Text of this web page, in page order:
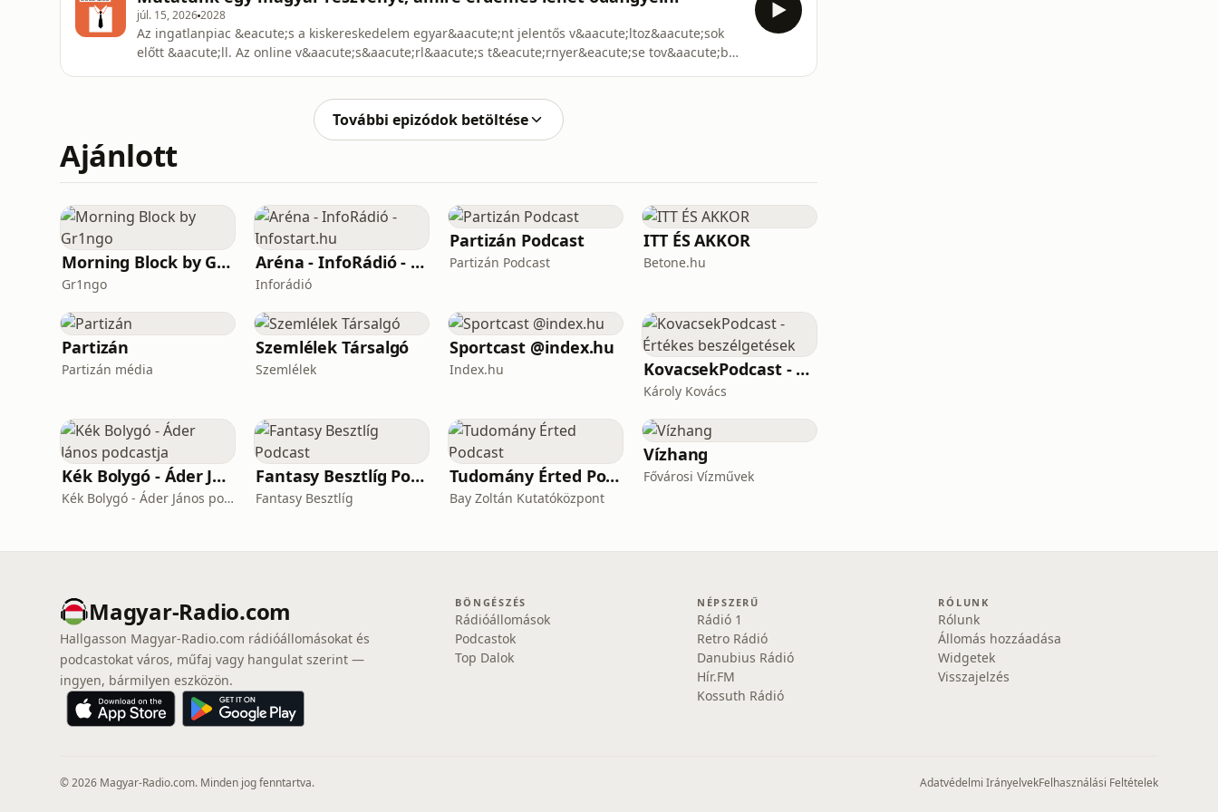
júl. 15, 20262028
Az ingatlanpiac &eacute;s a kiskereskedelem egyar&aacute;nt jelentős v&aacute;ltoz&aacute;sok
előtt &aacute;ll. Az online v&aacute;s&aacute;rl&aacute;s t&eacute;rnyer&eacute;se tov&aacute;bb
j&ouml;vője, amely &eacute;rdemben befoly&a
További epizódok betöltése
Ajánlott
Morning Block by Gr1ngo
Gr1ngo
Aréna - InfoRádió - Infostart.hu
Inforádió
Partizán Podcast
Partizán Podcast
ITT ÉS AKKOR
Betone.hu
Partizán
Partizán média
Szemlélek Társalgó
Szemlélek
Sportcast @index.hu
Index.hu KovacsekPodcast - Értékes beszélgetések
Károly Kovács
Kék Bolygó - Áder János podcastja
Kék Bolygó - Áder János podcastja
Fantasy Besztlíg Podcast
Fantasy Besztlíg
Tudomány Érted Podcast
Bay Zoltán Kutatóközpont
Vízhang
Fővárosi Vízművek
Magyar-Radio.com
Hallgasson Magyar-Radio.com rádióállomásokat és
podcastokat város, műfaj vagy hangulat szerint —
ingyen, bármilyen eszközön.
BÖNGÉSZÉS
Rádióállomások
Podcastok
Top Dalok
NÉPSZERŰ
Rádió 1
Retro Rádió
Danubius Rádió
Hír.FM
Kossuth Rádió
RÓLUNK
Rólunk
Állomás hozzáadása
Widgetek
Visszajelzés
© 2026 Magyar-Radio.com. Minden jog fenntartva. Adatvédelmi IrányelvekFelhasználási Feltételek